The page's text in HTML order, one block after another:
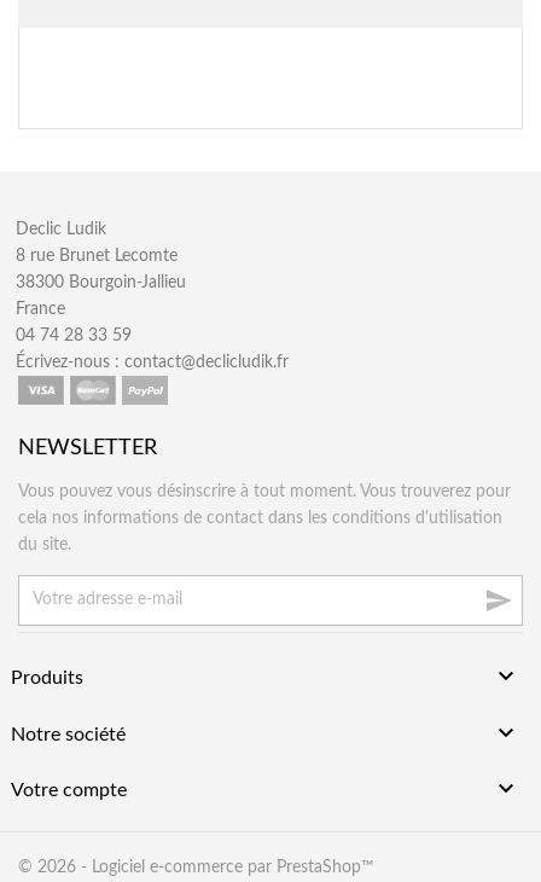
Declic Ludik
8 rue Brunet Lecomte
38300 Bourgoin-Jallieu
France
04 74 28 33 59
Écrivez-nous :contact@declicludik.fr
NEWSLETTER
Vous pouvez vous désinscrire à tout moment. Vous trouverez pour
cela nos informations de contact dans les conditions d'utilisation
du site.

Produits 
Notre société 
Votre compte 
© 2026 - Logiciel e-commerce par PrestaShop™